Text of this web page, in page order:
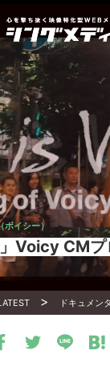
イシー）
Voicy CM
ドキュメン